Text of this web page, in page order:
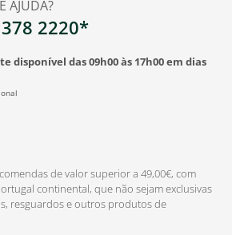
AJUDA?
2220*
disponível das 09h00 às 17h00 em dias
de valor superior a 49,00€, com
continental, que não sejam exclusivas
resguardos e outros produtos de